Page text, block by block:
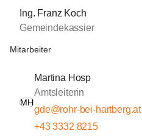
Ing. Franz Koch
Gemeindekassier
Mitarbeiter
MH
Martina Hosp
Amtsleiterin
gde@rohr-bei-hartberg.at
+43 3332 8215